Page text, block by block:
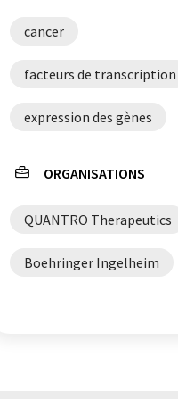
cancer
facteurs de transcription
expression des gènes
ORGANISATIONS
QUANTRO Therapeutics
Boehringer Ingelheim